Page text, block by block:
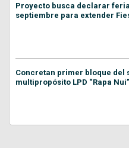
Proyecto busca declarar
septiembre para extender
Concretan primer bloque del
multipropósito LPD “Rapa Nui”